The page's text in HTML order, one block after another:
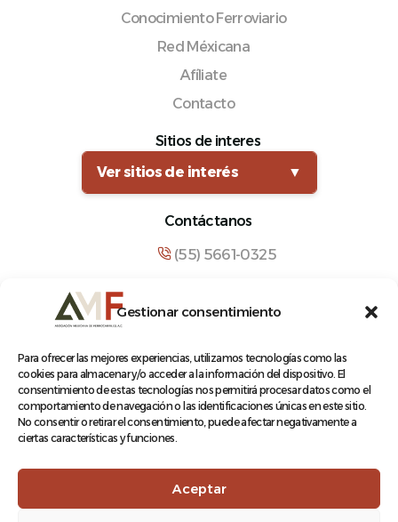
Gestionar consentimiento
Para ofrecer las mejores experiencias, utilizamos tecnologías como las
cookies para almacenar y/o acceder a la información del dispositivo. El
consentimiento de estas tecnologías nos permitirá procesar datos como el
comportamiento de navegación o las identificaciones únicas en este sitio.
No consentir o retirar el consentimiento, puede afectar negativamente a
ciertas características y funciones.
Aceptar
Conocimiento Ferroviario
Red Méxicana
Afíliate
Contacto
Sitios de interes
Ver sitios de interés
▼
Contáctanos
(55) 5661-0325
Manuel María Contreras 133, Cuauhtémoc,